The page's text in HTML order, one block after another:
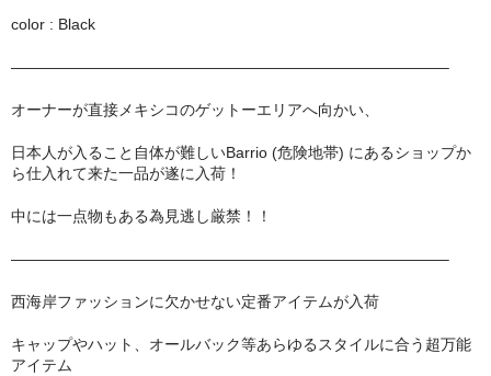
ハニーカムトライプ
ホルモンクラブ
天ぷらまめすけ
C D / D V D
MixCD
Japanese Rap
color : Black
————————————————————————————–
オーナーが直接メキシコのゲットーエリアへ向かい、
日本人が入ること自体が難しいBarrio (危険地帯) にあるショップか
ら仕入れて来た一品が遂に入荷！
中には一点物もある為見逃し厳禁！！
————————————————————————————–
西海岸ファッションに欠かせない定番アイテムが入荷
キャップやハット、オールバック等あらゆるスタイルに合う超万能
アイテム